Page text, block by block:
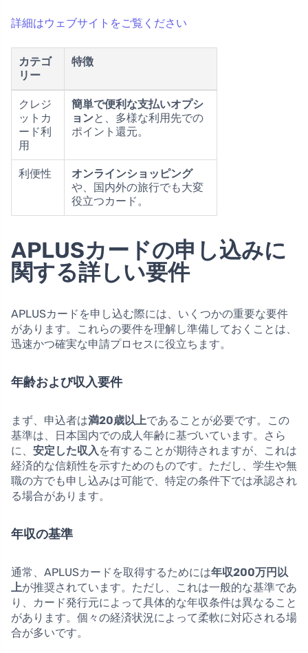
詳細はウェブサイトをご覧ください
カテゴ
リー
特徴
クレジ
ットカ
ード利
用
簡単で便利な支払いオプシ
ョンと、多様な利用先での
ポイント還元。
利便性
オンラインショッピング
や、国内外の旅行でも大変
役立つカード。
APLUSカードの申し込みに
関する詳しい要件
APLUSカードを申し込む際には、いくつかの重要な要件
があります。これらの要件を理解し準備しておくことは、
迅速かつ確実な申請プロセスに役立ちます。
年齢および収入要件
まず、申込者は満20歳以上であることが必要です。この
基準は、日本国内での成人年齢に基づいています。さら
に、 安定した収入 を有することが期待されますが、これは
経済的な信頼性を示すためのものです。ただし、学生や無
職の方でも申し込みは可能で、特定の条件下では承認され
る場合があります。
年収の基準
通常、APLUSカードを取得するためには年収200万円以
上が推奨されています。ただし、これは一般的な基準であ
り、カード発行元によって具体的な年収条件は異なること
があります。個々の経済状況によって柔軟に対応される場
合が多いです。